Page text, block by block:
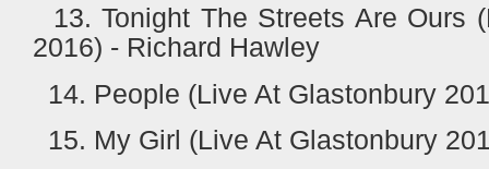
13. Tonight The Streets Are Ours
2016) - Richard Hawley
14. People (Live At Glastonbury
15. My Girl (Live At Glastonbury